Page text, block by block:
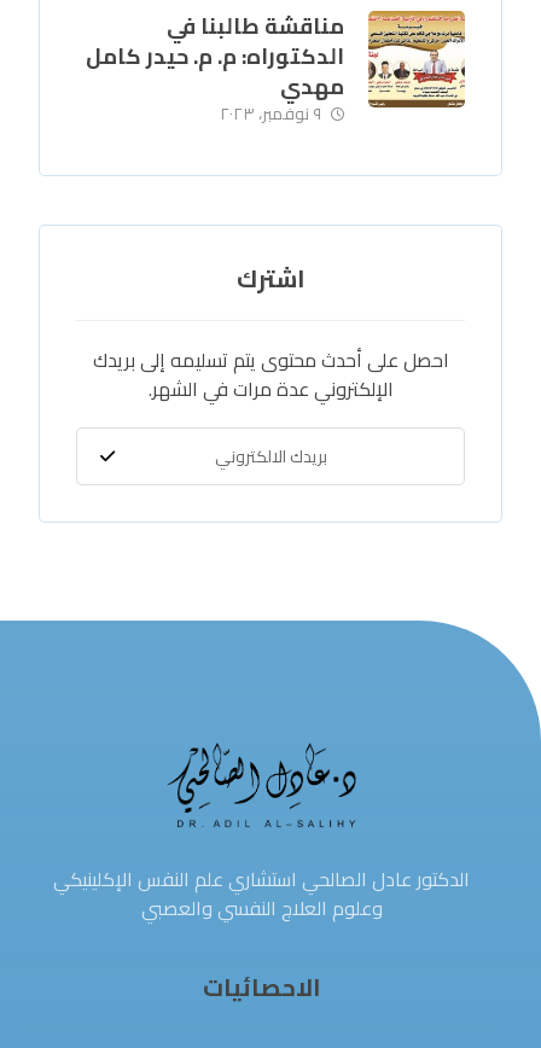
مناقشة طالبنا في
الدكتوراه: م. م. حيدر كامل
مهدي
٩ نوفمبر، ٢٠٢٣
اشترك
احصل على أحدث محتوى يتم تسليمه إلى بريدك
الإلكتروني عدة مرات في الشهر.
الدكتور عادل الصالحي استشاري علم النفس الإكلينيكي
وعلوم العلاج النفسي والعصبي
الاحصائيات